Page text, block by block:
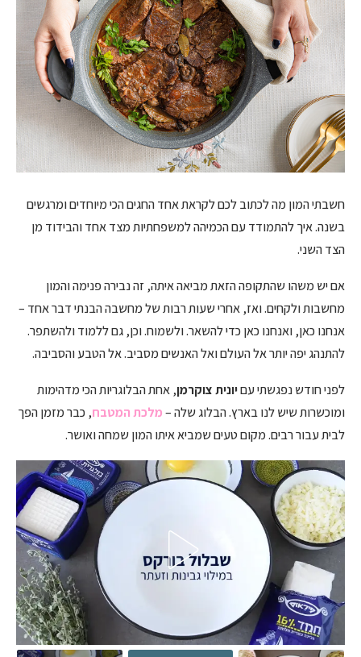
חשבתי המון מה לכתוב לכם לקראת אחד החגים הכי מיוחדים ומרגשים
בשנה. איך להתמודד עם הכמיהה למשפחתיות מצד אחד והבידוד מן
הצד השני.
אם יש משהו שהתקופה הזאת מביאה איתה, זה נבירה פנימה והמון
מחשבות ולקחים. ואז, אחרי שעות רבות של מחשבה הבנתי דבר אחד –
אנחנו כאן, ואנחנו כאן כדי להשאר. ולשמוח. וכן, גם ללמוד ולהשתפר.
להתנהג יפה יותר אל העולם ואל האנשים מסביב. אל הטבע והסביבה.
לפני חודש נפגשתי עםיונית צוקרמן, אחת הבלוגריות הכי מדהימות
ומוכשרות שיש לנו בארץ. הבלוג שלה –מלכת המטבח, כבר מזמן הפך
לבית עבור רבים. מקום טעים שמביא איתו המון שמחה ואושר.